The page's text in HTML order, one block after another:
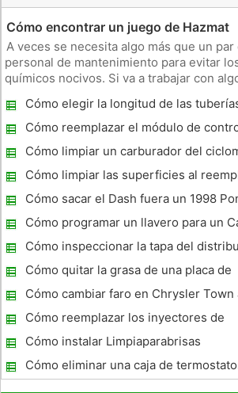
Cómo encontrar un juego de Hazmat
A veces se necesita algo más que un
personal de mantenimiento para evitar
químicos nocivos. Si va a trabajar con
humos, es posible que desee considerar
material peligr
Cómo elegir la longitud de las
admisión Coche
Cómo reemplazar el módulo de
ABS en el 1995 S10
Cómo limpiar un carburador del
Cómo limpiar las superficies al
una junta principal soplada
Cómo sacar el Dash fuera un 1998
Grand Prix
Cómo programar un llavero para un
1999
Cómo inspeccionar la tapa del
en un coche
Cómo quitar la grasa de una placa de
embrague
Cómo cambiar faro en Chrysler Town
Country 2001
Cómo reemplazar los inyectores de
combustible
Cómo instalar Limpiaparabrisas
Cómo eliminar una caja de
carro